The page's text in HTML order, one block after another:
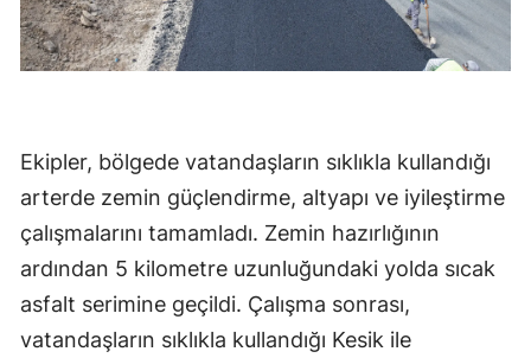
Ekipler, bölgede vatandaşların sıklıkla kullandığı
arterde zemin güçlendirme, altyapı ve iyileştirme
çalışmalarını tamamladı. Zemin hazırlığının
ardından 5 kilometre uzunluğundaki yolda sıcak
asfalt serimine geçildi. Çalışma sonrası,
vatandaşların sıklıkla kullandığı Kesik ile